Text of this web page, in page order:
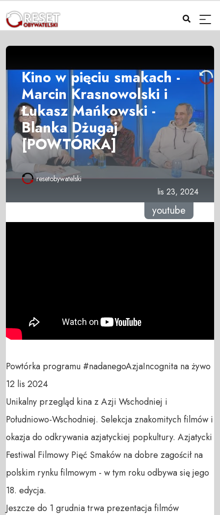
Kino w pięciu smakach -
Marcin Krasnowolski i
Łukasz Mańkowski -
Blanka Dżugaj
[POWTÓRKA]
resetobywatelski
lis 23, 2024
youtube
Powtórka programu #nadanegoAzjaIncognita na żywo
12 lis 2024
Unikalny przegląd kina z Azji Wschodniej i
Południowo-Wschodniej. Selekcja znakomitych filmów i
okazja do odkrywania azjatyckiej popkultury. Azjatycki
Festiwal Filmowy Pięć Smaków na dobre zagościł na
polskim rynku filmowym - w tym roku odbywa się jego
18. edycja.
Jeszcze do 1 grudnia trwa prezentacja filmów